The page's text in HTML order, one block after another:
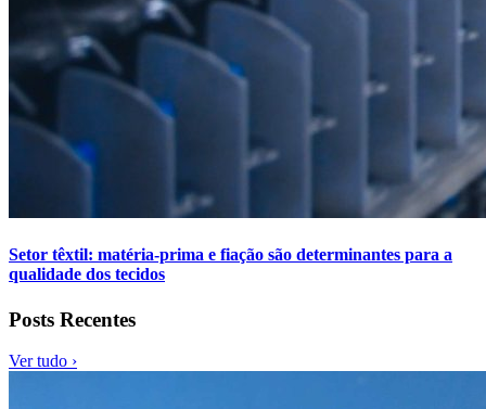
Setor têxtil: matéria-prima e fiação são determinantes para a
qualidade dos tecidos
Posts Recentes
Ver tudo ›